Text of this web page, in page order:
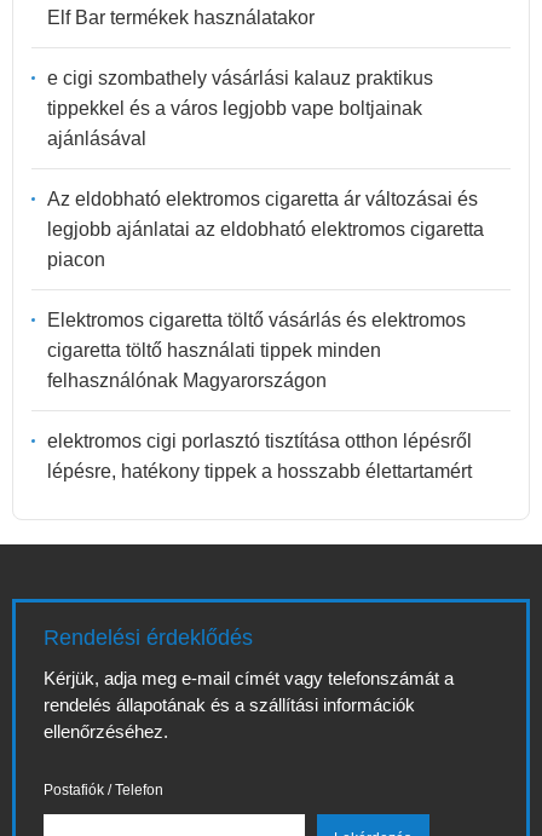
Elf Bar termékek használatakor
e cigi szombathely vásárlási kalauz praktikus
tippekkel és a város legjobb vape boltjainak
ajánlásával
Az eldobható elektromos cigaretta ár változásai és
legjobb ajánlatai az eldobható elektromos cigaretta
piacon
Elektromos cigaretta töltő vásárlás és elektromos
cigaretta töltő használati tippek minden
felhasználónak Magyarországon
elektromos cigi porlasztó tisztítása otthon lépésről
lépésre, hatékony tippek a hosszabb élettartamért
Rendelési érdeklődés
Kérjük, adja meg e-mail címét vagy telefonszámát a
rendelés állapotának és a szállítási információk
ellenőrzéséhez.
Postafiók / Telefon